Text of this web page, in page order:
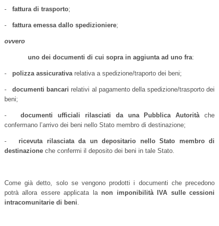
- fattura di trasporto;
- fattura emessa dallo spedizioniere;
ovvero
uno dei documenti di cui sopra in aggiunta ad uno fra:
- polizza assicurativarelativa a spedizione/traporto dei beni;
-documenti bancari relativi al pagamento della spedizione/trasporto dei
beni;
-documenti ufficiali rilasciati da una Pubblica Autorità che
confermano l’arrivo dei beni nello Stato membro di destinazione;
- ricevuta rilasciata da un depositario nello Stato membro di
destinazioneche confermi il deposito dei beni in tale Stato.
Come già detto, solo se vengono prodotti i documenti che precedono
potrà allora essere applicata la non imponibilità IVA sulle cessioni
intracomunitarie di beni